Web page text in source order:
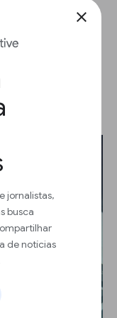
close
jornalistas,
busca
de notícias